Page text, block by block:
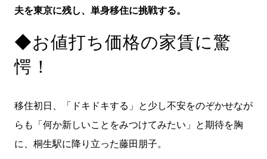
夫を東京に残し、単身移住に挑戦する。
◆お値打ち価格の家賃に驚
愕！
移住初日、「ドキドキする」と少し不安をのぞかせなが
らも「何か新しいことをみつけてみたい」と期待を胸
に、桐生駅に降り立った藤田朋子。